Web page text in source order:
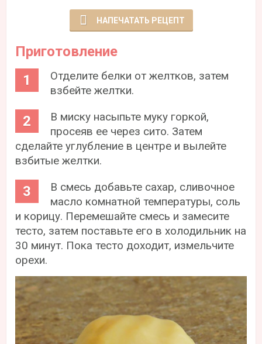
НАПЕЧАТАТЬ РЕЦЕПТ
Приготовление
Отделите белки от желтков, затем
взбейте желтки.
В миску насыпьте муку горкой,
просеяв ее через сито. Затем
сделайте углубление в центре и вылейте
взбитые желтки.
В смесь добавьте сахар, сливочное
масло комнатной температуры, соль
и корицу. Перемешайте смесь и замесите
тесто, затем поставьте его в холодильник на
30 минут. Пока тесто доходит, измельчите
орехи.